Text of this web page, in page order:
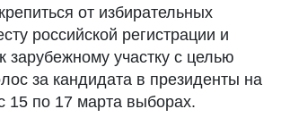
от избирательных
российской регистрации и
зарубежному участку с целью
за кандидата в президенты на
15 по 17 марта выборах.